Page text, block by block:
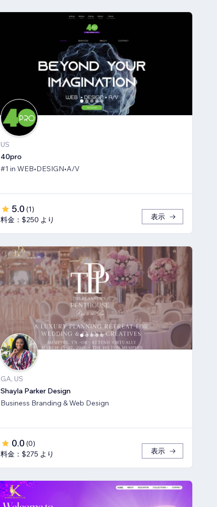
US
40pro
#1 in WEB•DESIGN•A/V
5.0 (1)
料金：$250 より
表示
GA, US
Shayla Parker Design
Business Branding & Web Design
0.0 (0)
料金：$275 より
表示